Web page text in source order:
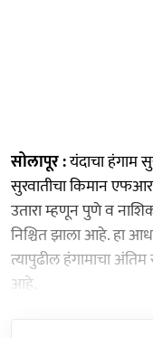
सोलापूर :यंदाचा हंगाम
सुरवातीचा किमान
उतारा म्हणून पुणे व
निश्चित झाला आहे. हा
त्यापुढील हंगामाचा
आहे.